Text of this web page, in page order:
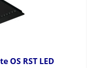
OS RST LED